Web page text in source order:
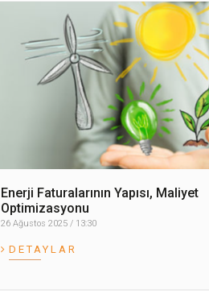
Enerji Faturalarının Yapısı, Maliyet
Optimizasyonu
26 Ağustos 2025 / 13:30
DETAYLAR